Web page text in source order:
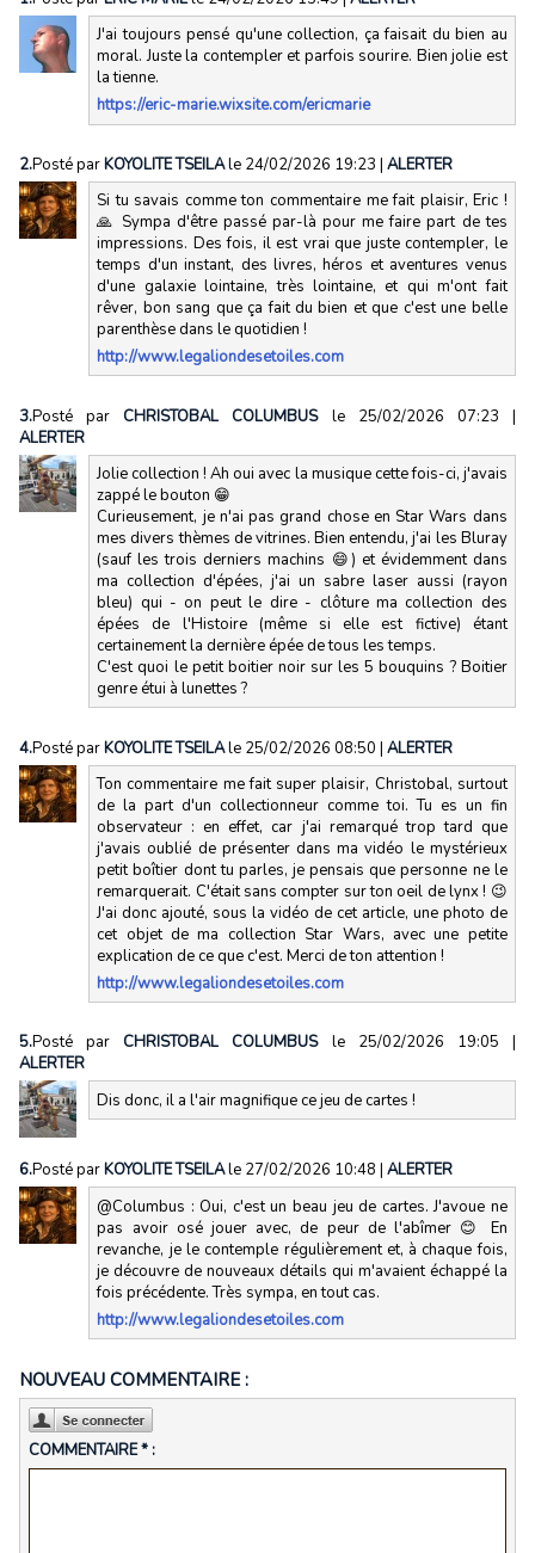
J'ai toujours pensé qu'une collection, ça faisait du bien au
moral. Juste la contempler et parfois sourire. Bien jolie est
la tienne.
https://eric-marie.wixsite.com/ericmarie
2.Posté parKOYOLITE TSEILAle 24/02/2026 19:23 | ALERTER
Si tu savais comme ton commentaire me fait plaisir, Eric !
🙏 Sympa d'être passé par-là pour me faire part de tes
impressions. Des fois, il est vrai que juste contempler, le
temps d'un instant, des livres, héros et aventures venus
d'une galaxie lointaine, très lointaine, et qui m'ont fait
rêver, bon sang que ça fait du bien et que c'est une belle
parenthèse dans le quotidien !
http://www.legaliondesetoiles.com
3.Posté parCHRISTOBAL COLUMBUS le 25/02/2026 07:23|
ALERTER
Jolie collection ! Ah oui avec la musique cette fois-ci, j'avais
zappé le bouton 😁
Curieusement, je n'ai pas grand chose en Star Wars dans
mes divers thèmes de vitrines. Bien entendu, j'ai les Bluray
(sauf les trois derniers machins 😄) et évidemment dans
ma collection d'épées, j'ai un sabre laser aussi (rayon
bleu) qui - on peut le dire - clôture ma collection des
épées de l'Histoire (même si elle est fictive) étant
certainement la dernière épée de tous les temps.
C'est quoi le petit boitier noir sur les 5 bouquins ? Boitier
genre étui à lunettes ?
4.Posté parKOYOLITE TSEILAle 25/02/2026 08:50 | ALERTER
Ton commentaire me fait super plaisir, Christobal, surtout
de la part d'un collectionneur comme toi. Tu es un fin
observateur : en effet, car j'ai remarqué trop tard que
j'avais oublié de présenter dans ma vidéo le mystérieux
petit boîtier dont tu parles, je pensais que personne ne le
remarquerait. C'était sans compter sur ton oeil de lynx ! 😉
J'ai donc ajouté, sous la vidéo de cet article, une photo de
cet objet de ma collection Star Wars, avec une petite
explication de ce que c'est. Merci de ton attention !
http://www.legaliondesetoiles.com
5.Posté parCHRISTOBAL COLUMBUS le 25/02/2026 19:05 |
ALERTER
Dis donc, il a l'air magnifique ce jeu de cartes !
6.Posté parKOYOLITE TSEILAle 27/02/2026 10:48 | ALERTER
@Columbus : Oui, c'est un beau jeu de cartes. J'avoue ne
pas avoir osé jouer avec, de peur de l'abîmer 😊 En
revanche, je le contemple régulièrement et, à chaque fois,
je découvre de nouveaux détails qui m'avaient échappé la
fois précédente. Très sympa, en tout cas.
http://www.legaliondesetoiles.com
NOUVEAU COMMENTAIRE :
COMMENTAIRE * :